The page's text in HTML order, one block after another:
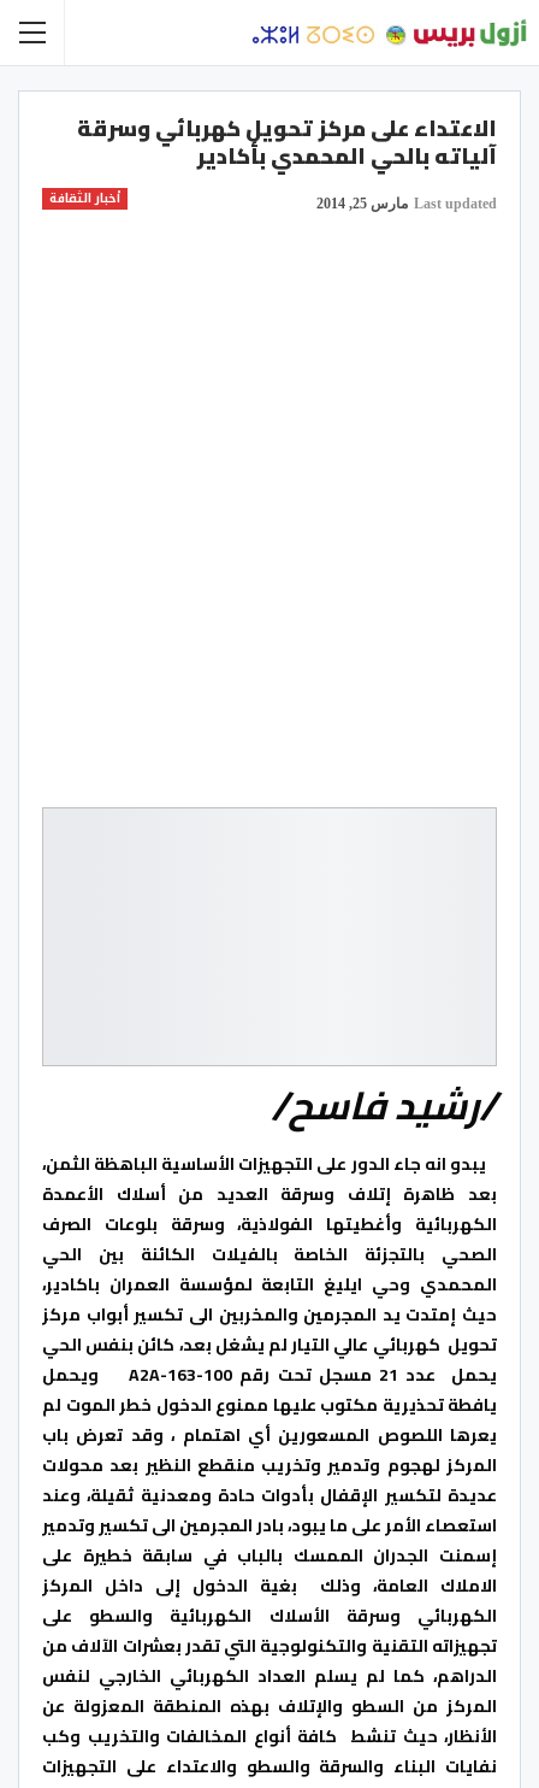
الاعتداء على مركز تحويل كهربائي وسرقة
آلياته بالحي المحمدي بأكادير
أخبار الثقافة Last updated مارس 25, 2014
/رشيد فاسح/
يبدو انه جاء الدور على التجهيزات الأساسية الباهظة الثمن،
بعد ظاهرة إتلاف وسرقة العديد من أسلاك الأعمدة
الكهربائية وأغطيتها الفولاذية، وسرقة بلوعات الصرف
الصحي بالتجزئة الخاصة بالفيلات الكائنة بين الحي
المحمدي وحي ايليغ التابعة لمؤسسة العمران باكادير،
حيث إمتدت يد المجرمين والمخربين الى تكسير أبواب مركز
تحويل كهربائي عالي التيار لم يشغل بعد، كائن بنفس الحي
يحمل عدد 21 مسجل تحت رقم A2A-163-100 ويحمل
يافطة تحذيرية مكتوب عليها ممنوع الدخول خطر الموت لم
يعرها اللصوص المسعورين أي اهتمام ، وقد تعرض باب
المركز لهجوم وتدمير وتخريب منقطع النظير بعد محولات
عديدة لتكسير الإقفال بأدوات حادة ومعدنية ثقيلة، وعند
استعصاء الأمر على ما يبود، بادر المجرمين الى تكسير وتدمير
إسمنت الجدران الممسك بالباب في سابقة خطيرة على
الاملاك العامة، وذلك بغية الدخول إلى داخل المركز
الكهربائي وسرقة الأسلاك الكهربائية والسطو على
تجهيزاته التقنية والتكنولوجية التي تقدر بعشرات الآلاف من
الدراهم، كما لم يسلم العداد الكهربائي الخارجي لنفس
المركز من السطو والإتلاف بهذه المنطقة المعزولة عن
الأنظار، حيث تنشط كافة أنواع المخالفات والتخريب وكب
نفايات البناء والسرقة والسطو والاعتداء على التجهيزات